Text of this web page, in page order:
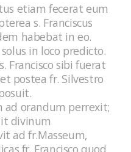
etiam fecerat eum
s. Franciscus
habebat in eo.
in loco predicto.
Francisco sibi fuerat
postea fr. Silvestro
ad orandum perrexit;
divinum
ad fr.Masseum,
fr. Francisco quod